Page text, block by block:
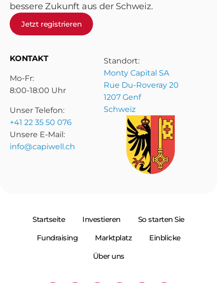
bessere Zukunft aus der Schweiz.
Jetzt registrieren
KONTAKT
Mo-Fr:
8:00-18:00 Uhr
Unser Telefon:
+41 22 35 50 076
Unsere E-Mail:
info@capiwell.ch
Standort:
Monty Capital SA
Rue Du-Roveray 20
1207 Genf
Schweiz
Startseite Investieren
So starten Sie
Fundraising
Marktplatz
Einblicke
Über uns